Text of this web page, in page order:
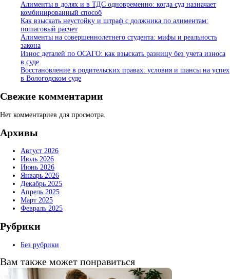
Алименты в долях и в ТДС одновременно: когда суд назначает
комбинированный способ
Как взыскать неустойку и штраф с должника по алиментам:
пошаговый расчет
Алименты на совершеннолетнего студента: мифы и реальность
закона
Износ деталей по ОСАГО: как взыскать разницу без учета износа
в суде
Восстановление в родительских правах: условия и шансы на успех
в Вологодском суде
Свежие комментарии
Нет комментариев для просмотра.
Архивы
Август 2026
Июль 2026
Июнь 2026
Январь 2026
Декабрь 2025
Апрель 2025
Март 2025
Февраль 2025
Рубрики
Без рубрики
Вам также может понравиться